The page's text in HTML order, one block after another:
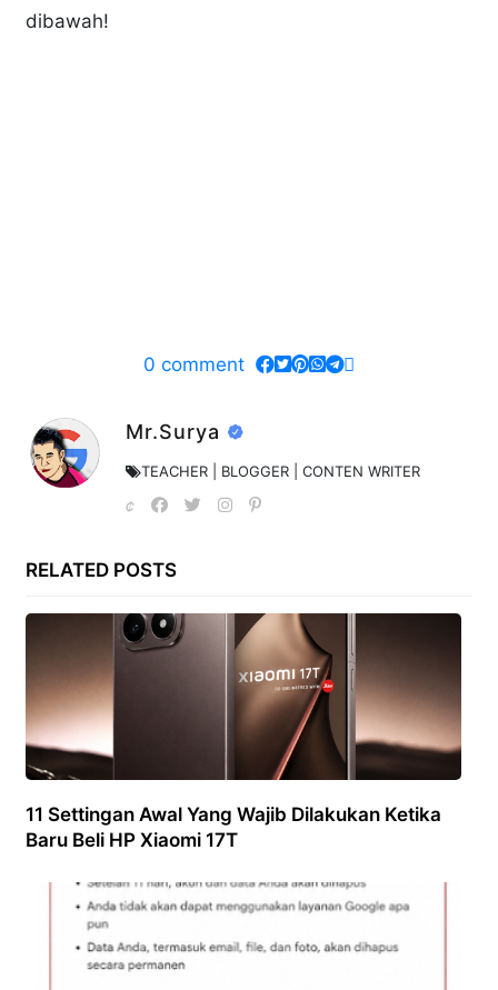
dibawah!
0 comment
Mr.Surya
TEACHER | BLOGGER | CONTEN WRITER
RELATED POSTS
11 Settingan Awal Yang Wajib Dilakukan Ketika
Baru Beli HP Xiaomi 17T